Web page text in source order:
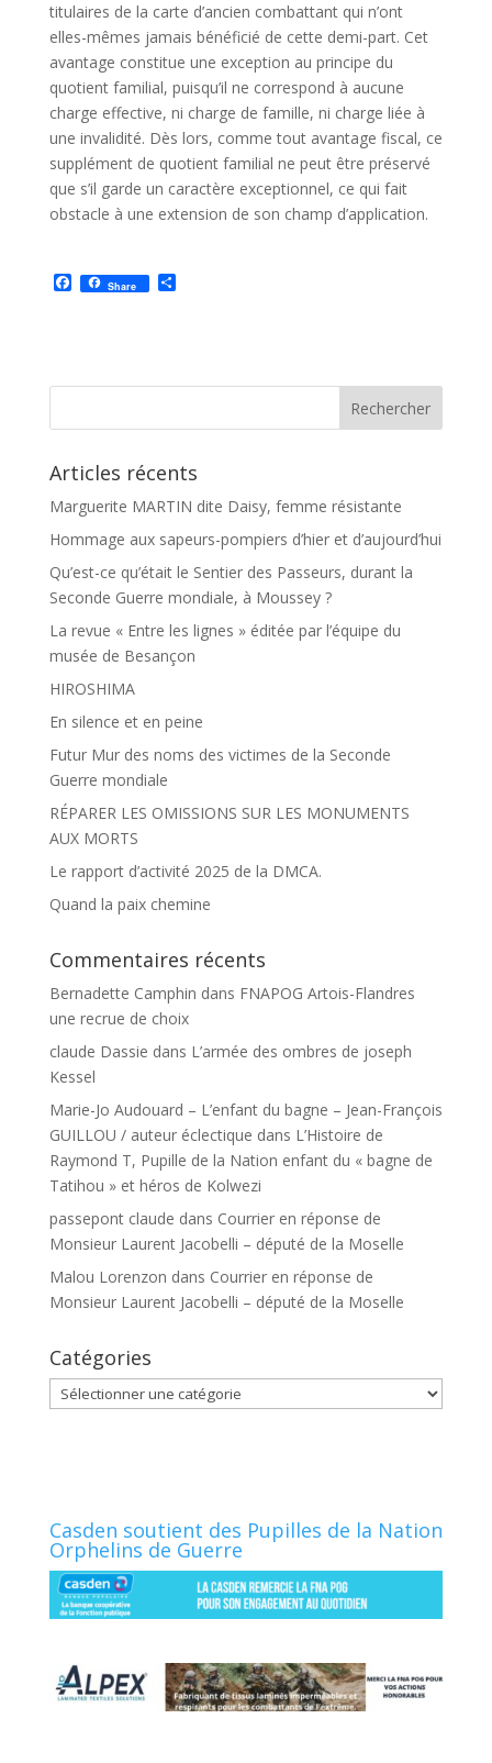
titulaires de la carte d’ancien combattant qui n’ont
elles-mêmes jamais bénéficié de cette demi-part. Cet
avantage constitue une exception au principe du
quotient familial, puisqu’il ne correspond à aucune
charge effective, ni charge de famille, ni charge liée à
une invalidité. Dès lors, comme tout avantage fiscal, ce
supplément de quotient familial ne peut être préservé
que s’il garde un caractère exceptionnel, ce qui fait
obstacle à une extension de son champ d’application.
F
a
o
Share P
e
Articles récents
Marguerite MARTIN dite Daisy, femme résistante
Hommage aux sapeurs-pompiers d’hier et d’aujourd’hui
Qu’est-ce qu’était le Sentier des Passeurs, durant la
Seconde Guerre mondiale, à Moussey ?
La revue « Entre les lignes » éditée par l’équipe du
musée de Besançon
HIROSHIMA
En silence et en peine
Futur Mur des noms des victimes de la Seconde
Guerre mondiale
RÉPARER LES OMISSIONS SUR LES MONUMENTS
AUX MORTS
Le rapport d’activité 2025 de la DMCA.
Quand la paix chemine
Commentaires récents
Bernadette Camphin dans FNAPOG Artois-Flandres
une recrue de choix
claude Dassie dans L’armée des ombres de joseph
Kessel
Marie-Jo Audouard – L’enfant du bagne – Jean-François
GUILLOU / auteur éclectique dans L’Histoire de
Raymond T, Pupille de la Nation enfant du « bagne de
Tatihou » et héros de Kolwezi
passepont claude dans Courrier en réponse de
Monsieur Laurent Jacobelli – député de la Moselle
Malou Lorenzon dans Courrier en réponse de
Monsieur Laurent Jacobelli – député de la Moselle
Catégories
Catégories
Casden soutient des Pupilles de la Nation
Orphelins de Guerre